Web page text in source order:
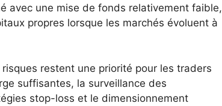
avec une mise de fonds relativement faible,
propres lorsque les marchés évoluent à
restent une priorité pour les traders
suffisantes, la surveillance des
stop-loss et le dimensionnement